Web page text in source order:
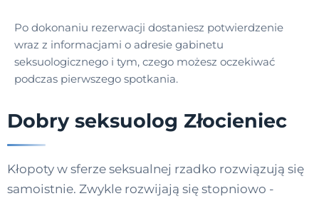
Po dokonaniu rezerwacji dostaniesz potwierdzenie
wraz z informacjami o adresie gabinetu
seksuologicznego i tym, czego możesz oczekiwać
podczas pierwszego spotkania.
Dobry seksuolog Złocieniec
Kłopoty w sferze seksualnej rzadko rozwiązują się
samoistnie. Zwykle rozwijają się stopniowo -